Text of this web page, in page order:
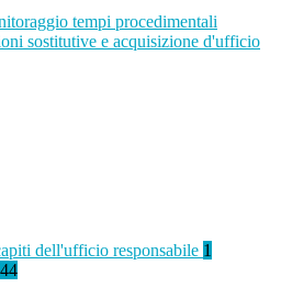
tempi procedimentali
sostitutive e acquisizione d'ufficio
dell'ufficio responsabile 1